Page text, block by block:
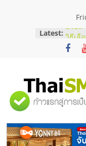
Latest: บริษัท
วิธีเลื
โจทย์ธุ
สัมมน
บริกา
สัมม
ไชส์
ร้านเ
"ศูนย์
รวม